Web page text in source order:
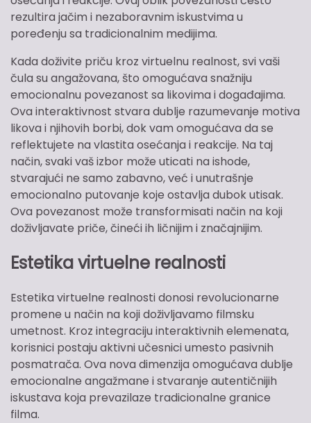
rezultira jačim i nezaboravnim iskustvima u
poređenju sa tradicionalnim medijima.
Kada doživite priču kroz virtuelnu realnost, svi vaši
čula su angažovana, što omogućava snažniju
emocionalnu povezanost sa likovima i događajima.
Ova interaktivnost stvara dublje razumevanje motiva
likova i njihovih borbi, dok vam omogućava da se
reflektujete na vlastita osećanja i reakcije. Na taj
način, svaki vaš izbor može uticati na ishode,
stvarajući ne samo zabavno, već i unutrašnje
emocionalno putovanje koje ostavlja dubok utisak.
Ova povezanost može transformisati način na koji
doživljavate priče, čineći ih ličnijim i značajnijim.
Estetika virtuelne realnosti
Estetika virtuelne realnosti donosi revolucionarne
promene u način na koji doživljavamo filmsku
umetnost. Kroz integraciju interaktivnih elemenata,
korisnici postaju aktivni učesnici umesto pasivnih
posmatrača. Ova nova dimenzija omogućava dublje
emocionalne angažmane i stvaranje autentičnijih
iskustava koja prevazilaze tradicionalne granice
filma.